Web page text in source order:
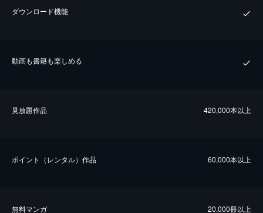
ダウンロード機能
動画も書籍も楽しめる
⾒放題作品 420,000本以上
ポイント（レンタル）作品 60,000本以上
無料マンガ 20,000冊以上